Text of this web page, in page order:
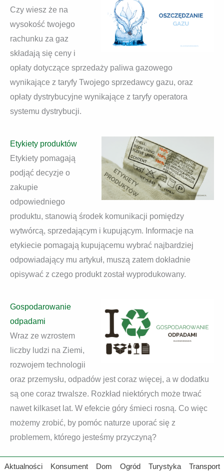
Czy wiesz że na
wysokość twojego
rachunku za gaz
składają się ceny i
opłaty dotyczące sprzedaży paliwa gazowego
wynikające z taryfy Twojego sprzedawcy gazu, oraz
opłaty dystrybucyjne wynikające z taryfy operatora
systemu dystrybucji.
Etykiety produktów
Etykiety pomagają
podjąć decyzje o
zakupie
odpowiedniego
produktu, stanowią środek komunikacji pomiędzy
wytwórcą, sprzedającym i kupującym. Informacje na
etykiecie pomagają kupującemu wybrać najbardziej
odpowiadający mu artykuł, muszą zatem dokładnie
opisywać z czego produkt został wyprodukowany.
Gospodarowanie
odpadami
Wraz ze wzrostem
liczby ludzi na Ziemi,
rozwojem technologii
oraz przemysłu, odpadów jest coraz więcej, a w dodatku
są one coraz trwalsze. Rozkład niektórych może trwać
nawet kilkaset lat. W efekcie góry śmieci rosną. Co więc
możemy zrobić, by pomóc naturze uporać się z
problemem, którego jesteśmy przyczyną?
Aktualności Konsument Dom Ogród Turystyka Transport